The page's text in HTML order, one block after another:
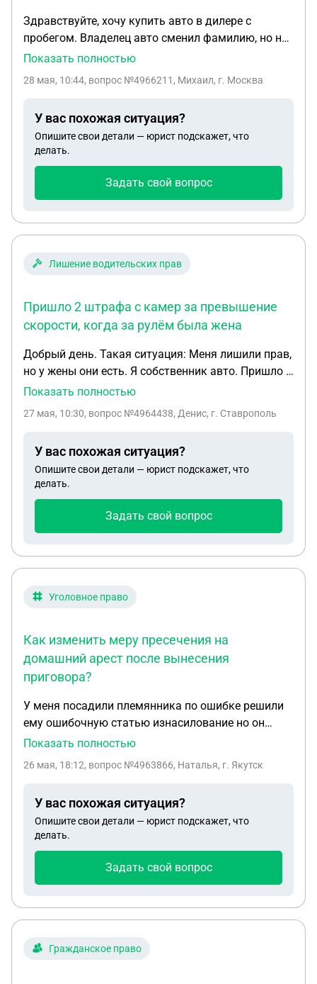
Здравствуйте, хочу купить авто в дилере с
пробегом. Владелец авто сменил фамилию, но не
внес данные в птс. Диллер купил авто и в дкп
видетельства о смене фио, заверенное у
ли проблем с постановкой на учёт? В
свидетельстве нет паспортных данных кроме
фио..
Показать полностью
28 мая, 10:44, вопрос №4966211, Михаил, г. Москва
У вас похожая ситуация?
Опишите свои детали — юрист подскажет, что
делать.
Задать свой вопрос
Лишение водительских прав
Пришло 2 штрафа с камер за превышение
скорости, когда за рулём была жена
Добрый день. Такая ситуация: Меня лишили прав,
но у жены они есть. Я собственник авто. Пришло 2
штрафа с камер за превышение скорости, когда
собственника автоматически привлечь по статье
Показать полностью
27 мая, 10:30, вопрос №4964438, Денис, г. Ставрополь
У вас похожая ситуация?
Опишите свои детали — юрист подскажет, что
делать.
Задать свой вопрос
Уголовное право
Как изменить меру пресечения на
домашний арест после вынесения
приговора?
У меня посадили племянника по ошибке решили
ему ошибочную статью изнасилование но он
никого не носил его он эту девчонку даже в глаза
вот сейчас его осудили как нам можно поменять
домашний арест можно ли так сделать он уже
при этом год отсидел осталось 2 года что в этом
случае можно сделать
Показать полностью
26 мая, 18:12, вопрос №4963866, Наталья, г. Якутск
У вас похожая ситуация?
Опишите свои детали — юрист подскажет, что
делать.
Задать свой вопрос
Гражданское право